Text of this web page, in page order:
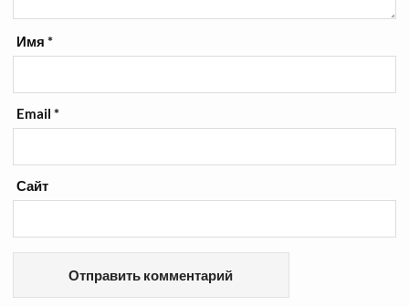
Имя*
Email*
Сайт